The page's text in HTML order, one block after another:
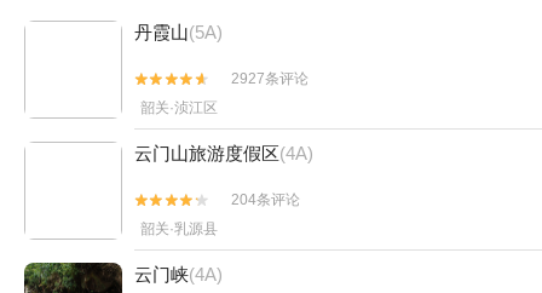
丹霞山(5A)


2927条评论
韶关·浈江区
云门山旅游度假区(4A)


204条评论
韶关·乳源县
云门峡(4A)